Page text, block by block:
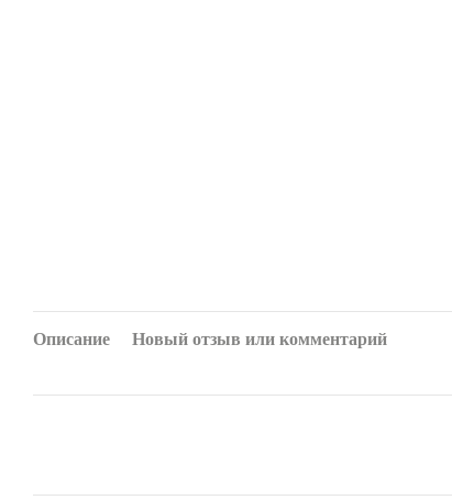
Описание Новый отзыв или комментарий